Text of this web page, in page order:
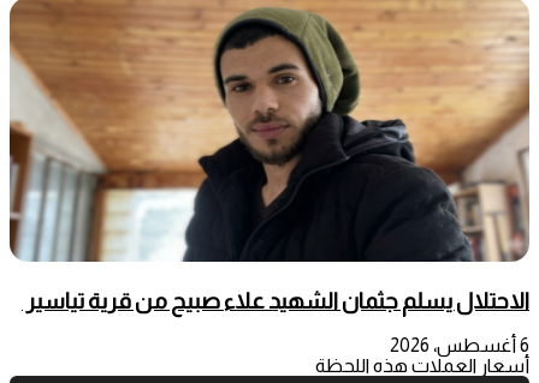
الاحتلال يسلم جثمان الشهيد علاء صبيح من قرية تياسير
6 أغسطس، 2026
أسعار العملات هذه اللحظة